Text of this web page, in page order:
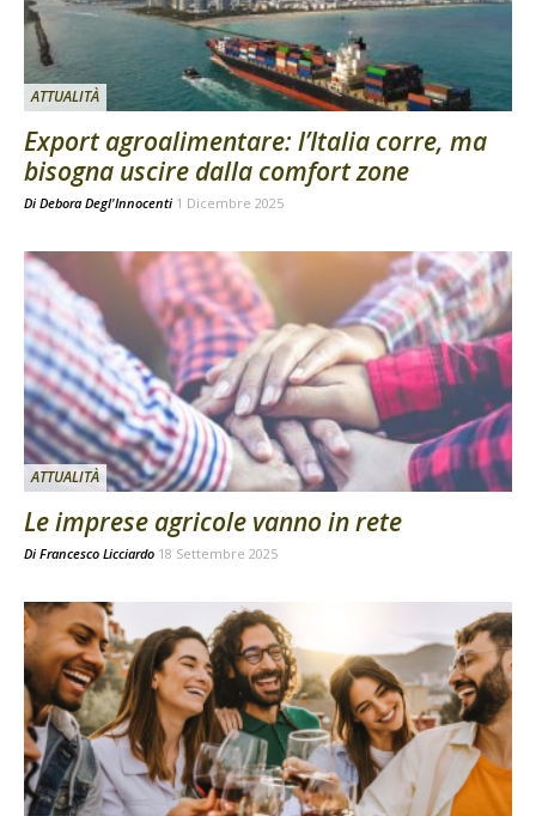
ATTUALITÀ
Export agroalimentare: l’Italia corre, ma
bisogna uscire dalla comfort zone
Di Debora Degl'Innocenti 1 Dicembre 2025
ATTUALITÀ
Le imprese agricole vanno in rete
Di Francesco Licciardo 18 Settembre 2025